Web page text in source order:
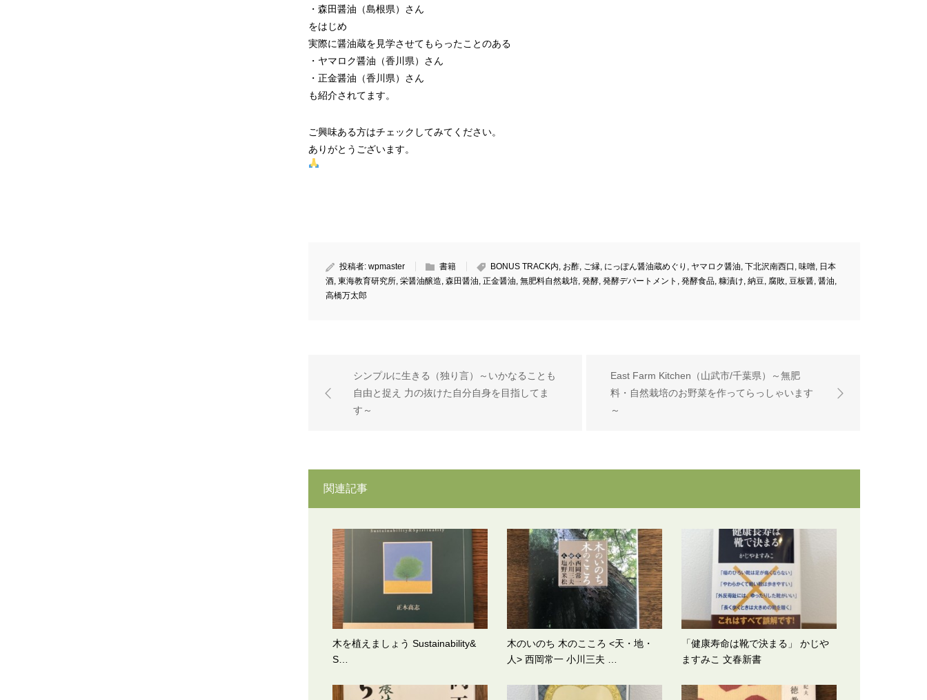
・森田醤油（島根県）さん
をはじめ
実際に醤油蔵を見学させてもらったことのある
・ヤマロク醤油（香川県）さん
・正金醤油（香川県）さん
も紹介されてます。
ご興味ある方はチェックしてみてください。
ありがとうございます。
投稿者: wpmaster 書籍 BONUS TRACK内, お酢, ご縁, にっぽん醤油蔵めぐり , ヤマロク醤油, 下北沢南西口 , 味噌, 日本
酒, 東海教育研究所, 栄醤油醸造, 森田醤油, 正金醤油, 無肥料自然栽培, 発酵, 発酵デパートメント , 発酵食品, 糠漬け, 納豆, 腐敗, 豆板醤, 醤油,
高橋万太郎
シンプルに生きる（独り言）～いかなることも
自由と捉え 力の抜けた自分自身を目指してま
す～
East Farm Kitchen（山武市/千葉県）～無肥
料・自然栽培のお野菜を作ってらっしゃいます
～
関連記事
木を植えましょう Sustainability&
S…
木のいのち 木のこころ <天・地・
人> 西岡常一 小川三夫 …
「健康寿命は靴で決まる」 かじや
ますみこ 文春新書